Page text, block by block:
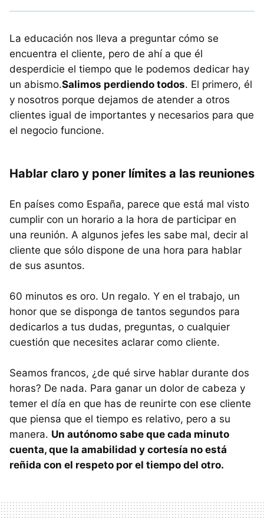
La educación nos lleva a preguntar cómo se
encuentra el cliente, pero de ahí a que él
desperdicie el tiempo que le podemos dedicar hay
un abismo.Salimos perdiendo todos. El primero, él
y nosotros porque dejamos de atender a otros
clientes igual de importantes y necesarios para que
el negocio funcione.
Hablar claro y poner límites a las reuniones
En países como España, parece que está mal visto
cumplir con un horario a la hora de participar en
una reunión. A algunos jefes les sabe mal, decir al
cliente que sólo dispone de una hora para hablar
de sus asuntos.
60 minutos es oro. Un regalo. Y en el trabajo, un
honor que se disponga de tantos segundos para
dedicarlos a tus dudas, preguntas, o cualquier
cuestión que necesites aclarar como cliente.
Seamos francos, ¿de qué sirve hablar durante dos
horas? De nada. Para ganar un dolor de cabeza y
temer el día en que has de reunirte con ese cliente
que piensa que el tiempo es relativo, pero a su
manera. Un autónomo sabe que cada minuto
cuenta, que la amabilidad y cortesía no está
reñida con el respeto por el tiempo del otro.